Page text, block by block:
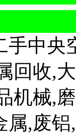
手中央
回收,
机械,
属,废